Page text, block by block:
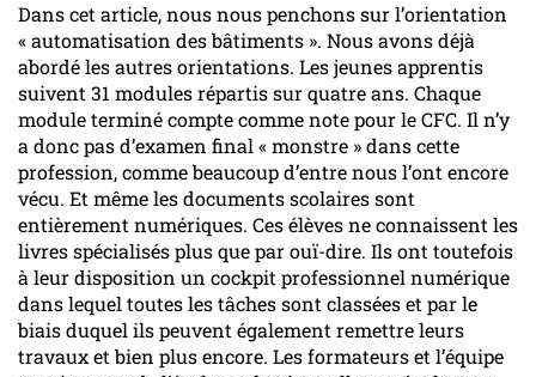
Dans cet article, nous nous penchons sur l’orientation
« automatisation des bâtiments ». Nous avons déjà
abordé les autres orientations. Les jeunes apprentis
suivent 31 modules répartis sur quatre ans. Chaque
module terminé compte comme note pour le CFC. Il n’y
a donc pas d’examen final « monstre » dans cette
profession, comme beaucoup d’entre nous l’ont encore
vécu. Et même les documents scolaires sont
entièrement numériques. Ces élèves ne connaissent les
livres spécialisés plus que par ouï-dire. Ils ont toutefois
à leur disposition un cockpit professionnel numérique
dans lequel toutes les tâches sont classées et par le
biais duquel ils peuvent également remettre leurs
travaux et bien plus encore. Les formateurs et l’équipe